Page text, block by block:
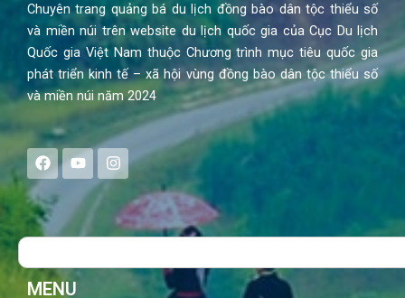
Chuyên trang quảng bá du lịch đồng bào dân tộc thiểu số
và miền núi trên website du lịch quốc gia của Cục Du lịch
Quốc gia Việt Nam thuộc Chương trình mục tiêu quốc gia
phát triển kinh tế – xã hội vùng đồng bào dân tộc thiểu số
và miền núi năm 2024
F
a
c
e
b
o
Y
o
u
t
u
b
I
n
s
a
g
Search
MENU